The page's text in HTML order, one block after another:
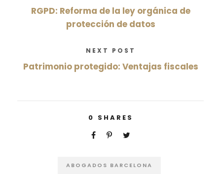
RGPD: Reforma de la ley orgánica de
protección de datos
NEXT POST
Patrimonio protegido: Ventajas fiscales
0 SHARES
ABOGADOS BARCELONA